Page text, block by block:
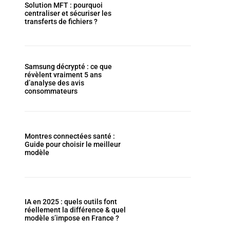
Solution MFT : pourquoi
centraliser et sécuriser les
transferts de fichiers ?
Samsung décrypté : ce que
révèlent vraiment 5 ans
d’analyse des avis
consommateurs
Montres connectées santé :
Guide pour choisir le meilleur
modèle
IA en 2025 : quels outils font
réellement la différence & quel
modèle s’impose en France ?